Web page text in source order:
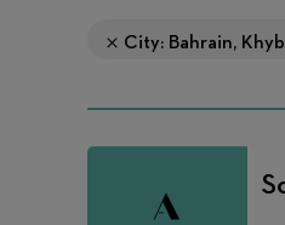
City: Bahrain,